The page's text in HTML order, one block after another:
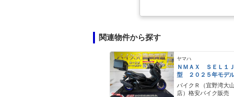
関連物件から探す
ヤマハ
ＮＭＡＸ ＳＥＬ１Ｊ
型 ２０２５年モ
ＡＢＳ キーレス
キャリア リアＢＯＸ
バイクＲ（宜野湾大
店）格安バイク販売